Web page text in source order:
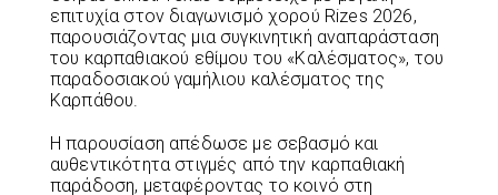
επιτυχία στον διαγωνισμό χορού Rizes 2026,
παρουσιάζοντας μια συγκινητική αναπαράσταση
του καρπαθιακού εθίμου του «Καλέσματος», του
παραδοσιακού γαμήλιου καλέσματος της
Καρπάθου.
Η παρουσίαση απέδωσε με σεβασμό και
αυθεντικότητα στιγμές από την καρπαθιακή
παράδοση, μεταφέροντας το κοινό στη